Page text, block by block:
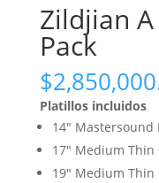
Zildjian
Pack
$
Platillos incluidos
14″ Mastersound
17″ Medium Thin
19″ Medium Thin